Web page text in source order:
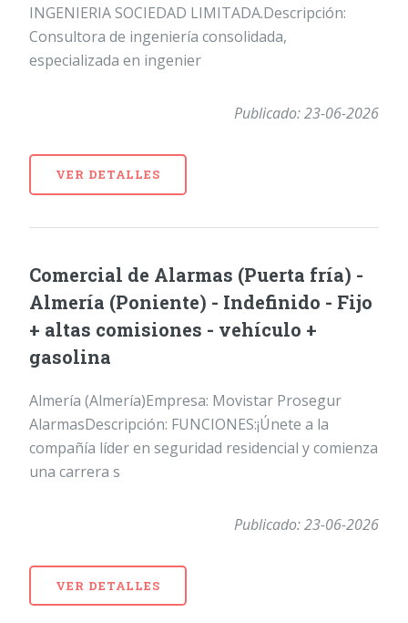
INGENIERIA SOCIEDAD LIMITADA.Descripción:
Consultora de ingeniería consolidada,
especializada en ingenier
Publicado: 23-06-2026
VER DETALLES
Comercial de Alarmas (Puerta fría) -
Almería (Poniente) - Indefinido - Fijo
+ altas comisiones - vehículo +
gasolina
Almería (Almería)Empresa: Movistar Prosegur
AlarmasDescripción: FUNCIONES:¡Únete a la
compañía líder en seguridad residencial y comienza
una carrera s
Publicado: 23-06-2026
VER DETALLES